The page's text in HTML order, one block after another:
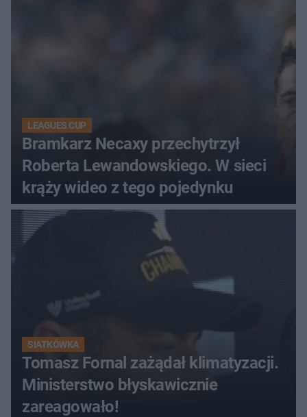
LEAGUES CUP
Bramkarz Necaxy przechytrzył
Roberta Lewandowskiego. W sieci
krąży wideo z tego pojedynku
SIATKÓWKA
Tomasz Fornal zażądał klimatyzacji.
Ministerstwo błyskawicznie
zareagowało!